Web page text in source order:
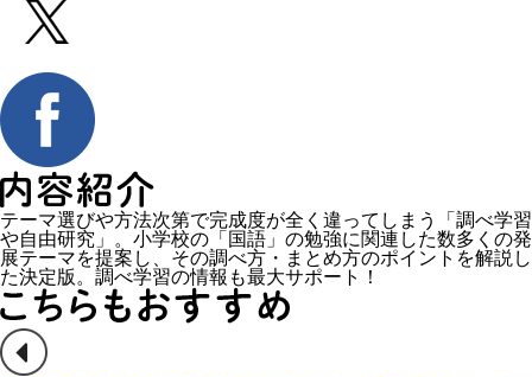
テーマ選びや方法次第で完成度が全く違ってしまう「調べ学習
や自由研究」。小学校の「国語」の勉強に関連した数多くの発
展テーマを提案し、その調べ方・まとめ方のポイントを解説し
た決定版。調べ学習の情報も最大サポート！